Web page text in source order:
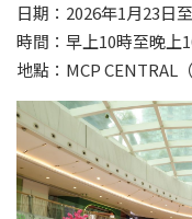
日期：2026年1月23日
時間：早上10時至晚上
地點：MCP CENTRAL